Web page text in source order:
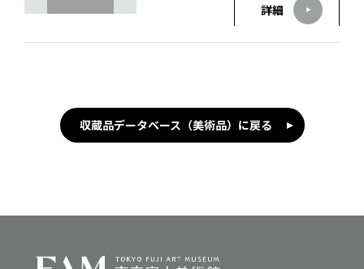
詳細
収蔵品データベース（美術品）に戻る